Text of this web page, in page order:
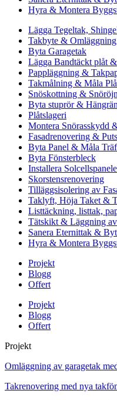
Hyra & Montera
Lägga Tegeltak,
Takbyte &
Byta Garagetak
Lägga Bandtäckt plåt
Pappläggning &
Takmålning & Måla
Snöskottning &
Byta stuprör &
Plåtslageri
Montera Snörasskydd
Fasadrenovering &
Byta Panel & Måla
Byta Fönsterbleck
Installera
Skorstensrenovering
Tilläggsisolering av
Taklyft, Höja Taket &
Listtäckning, listtak,
Tätskikt & Läggning av
Sanera Eternittak &
Hyra & Montera
Projekt
Blogg
Offert
Projekt
Blogg
Offert
Projekt
Omläggning av garagetak
Takrenovering med nya